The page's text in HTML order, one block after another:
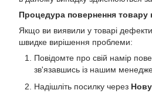
Процедура повернення товару
Якщо ви виявили у товарі
швидке вирішення проблеми:
Повідомте про свій намір
зв'язавшись із нашим
Надішліть посилку через